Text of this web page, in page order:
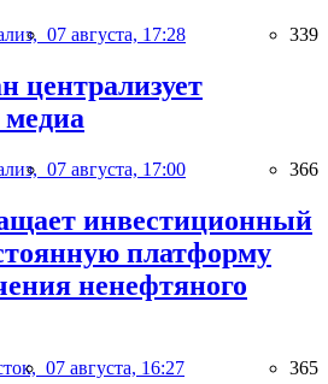
07 августа, 17:28 339
централизует
07 августа, 17:00 366
инвестиционный
платформу
ненефтяного
07 августа, 16:27 365